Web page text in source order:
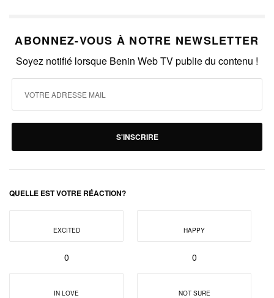
ABONNEZ-VOUS À NOTRE NEWSLETTER
Soyez notifié lorsque Benin Web TV publie du contenu !
S'INSCRIRE
QUELLE EST VOTRE RÉACTION?
EXCITED
0
HAPPY
0
IN LOVE NOT SURE